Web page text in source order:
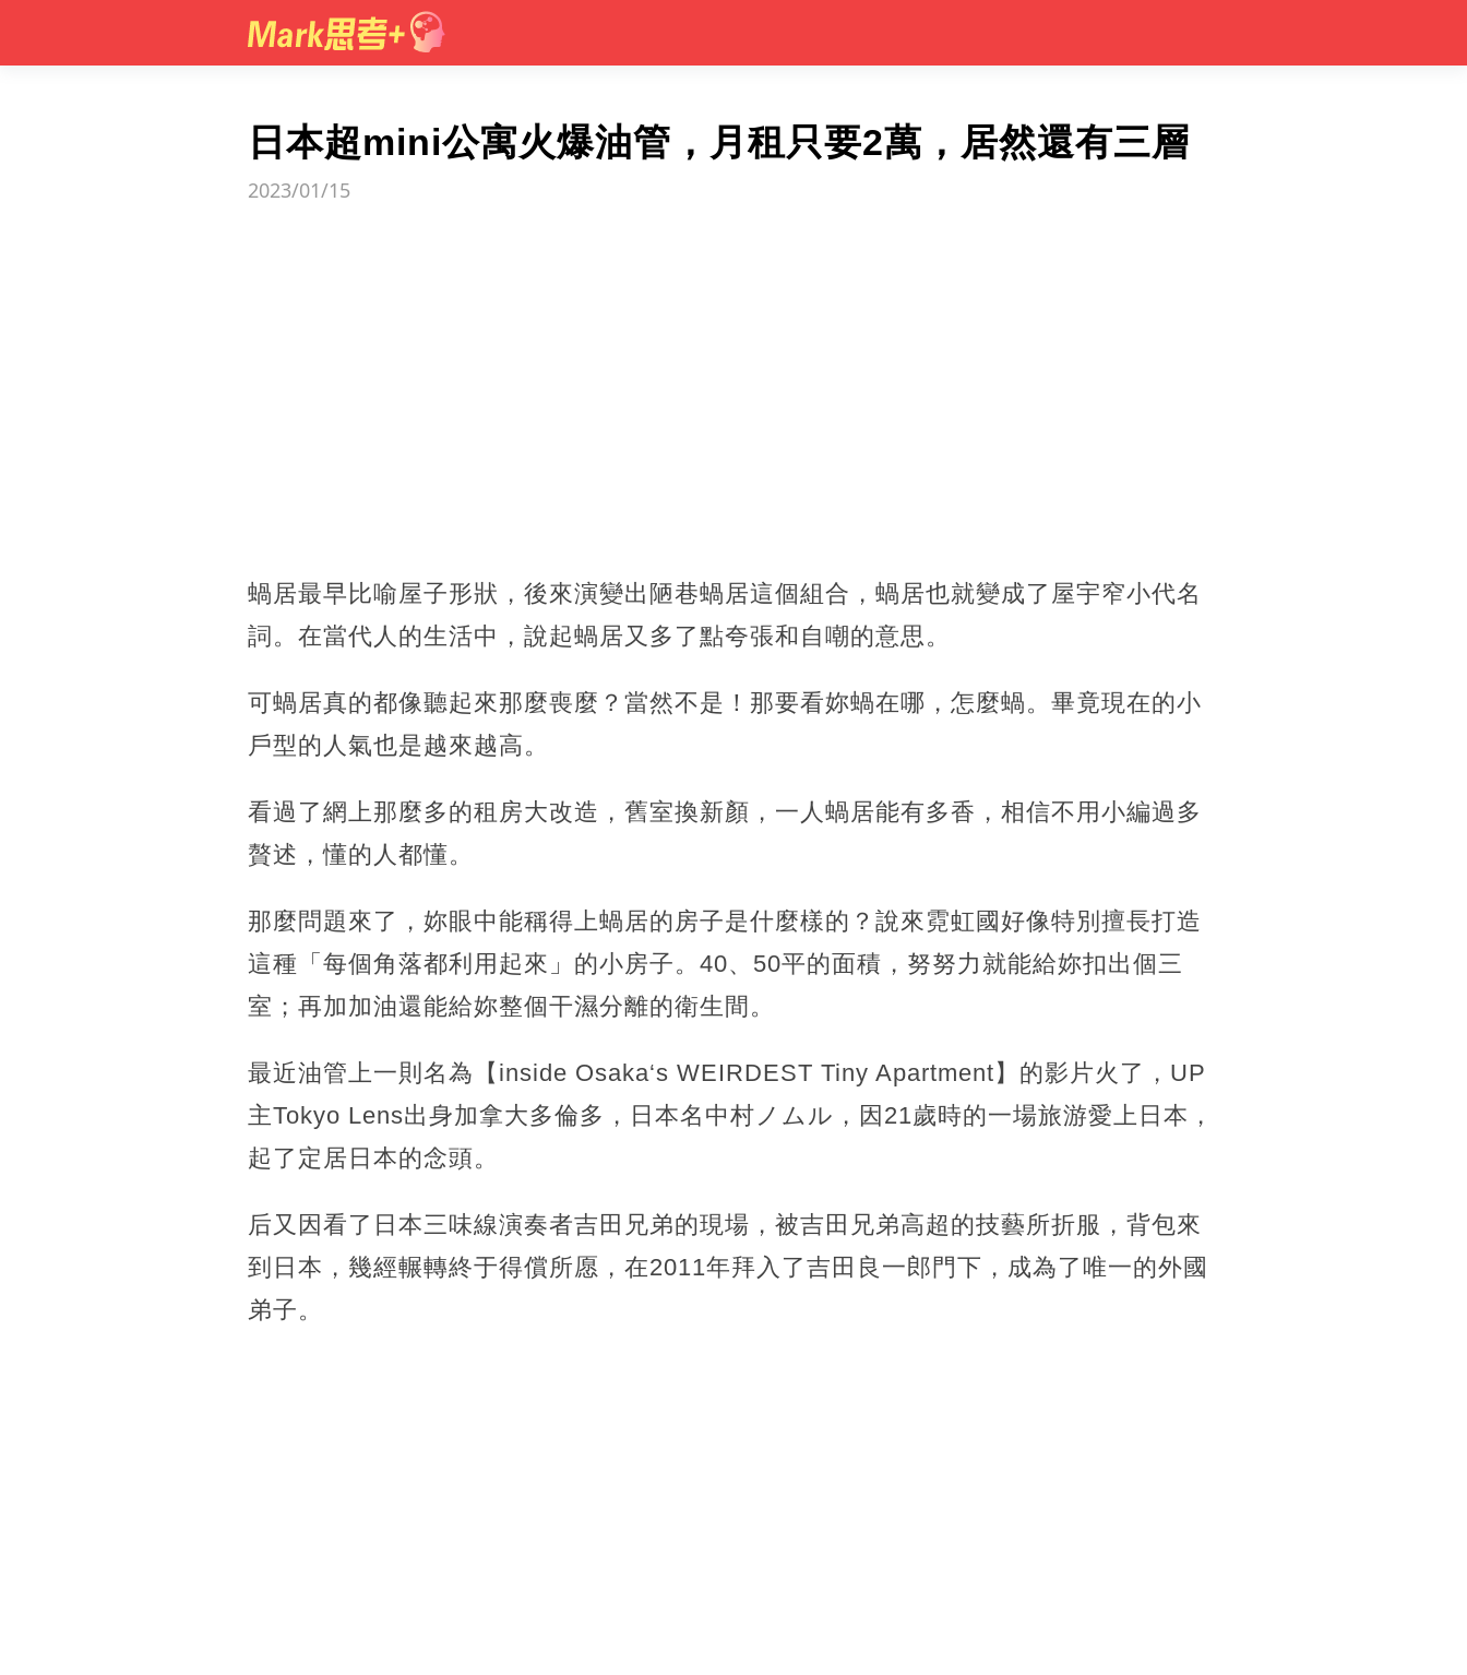
日本超mini公寓火爆油管，月租只要2萬，居然還有三層
2023/01/15
蝸居最早比喻屋子形狀，後來演變出陋巷蝸居這個組合，蝸居也就變成了屋宇窄小代名
詞。在當代人的生活中，說起蝸居又多了點夸張和自嘲的意思。
可蝸居真的都像聽起來那麼喪麼？當然不是！那要看妳蝸在哪， 怎麼蝸。畢竟現在的小
戶型的人氣也是越來越高。
看過了網上那麼多的租房大改造，舊室換新顏，一人蝸居能有多香，相信不用小編過多
贅述，懂的人都懂。
那麼問題來了，妳眼中能稱得上蝸居的房子是什麼樣的？說來霓虹國好像特別擅長打造
這種「每個角落都利用起來」 的小房子。40、50平的面積，努努力就能給妳扣出個三
室；再加加油還能給妳整個干濕分離的衛生間。
最近油管上一則名為【inside Osaka‘s WEIRDEST Tiny Apartment】的影片火了，UP
主Tokyo Lens出身加拿大多倫多，日本名中村ノムル，因21歲時的一場旅游愛上日本，
起了定居日本的念頭。
后又因看了日本三味線演奏者吉田兄弟的現場，被吉田兄弟高超的技藝所折服，背包來
到日本，幾經輾轉終于得償所愿，在2011年拜入了吉田良一郎門下，成為了唯一的外國
弟子。